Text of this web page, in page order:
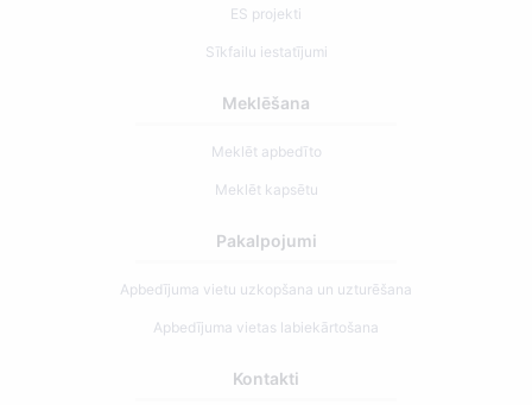
ES projekti
Sīkfailu iestatījumi
Meklēšana
Meklēt apbedīto
Meklēt kapsētu
Pakalpojumi
Apbedījuma vietu uzkopšana un uzturēšana
Apbedījuma vietas labiekārtošana
Kontakti